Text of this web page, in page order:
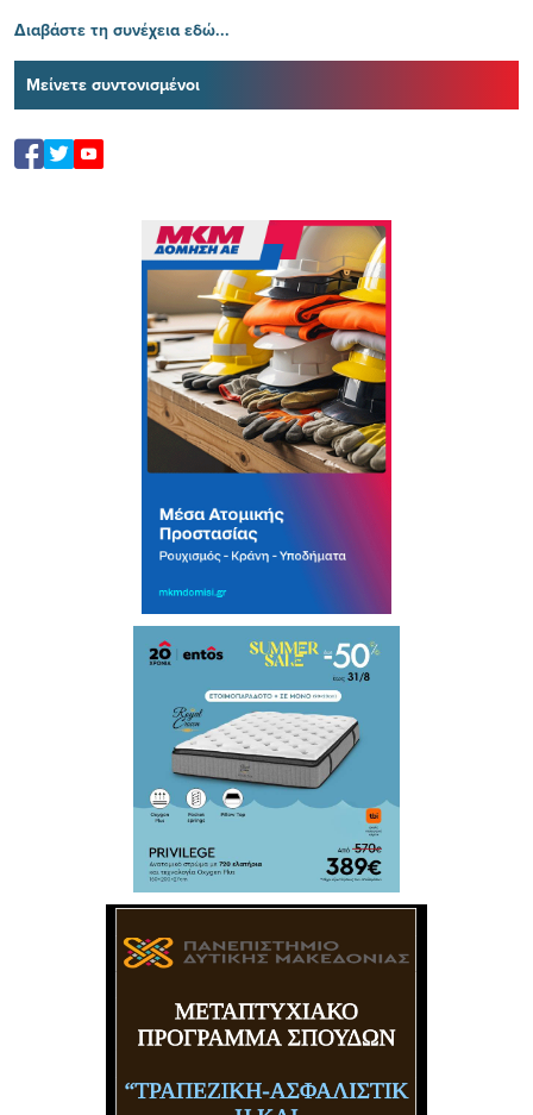
Διαβάστε τη συνέχεια εδώ...
Μείνετε συντονισμένοι